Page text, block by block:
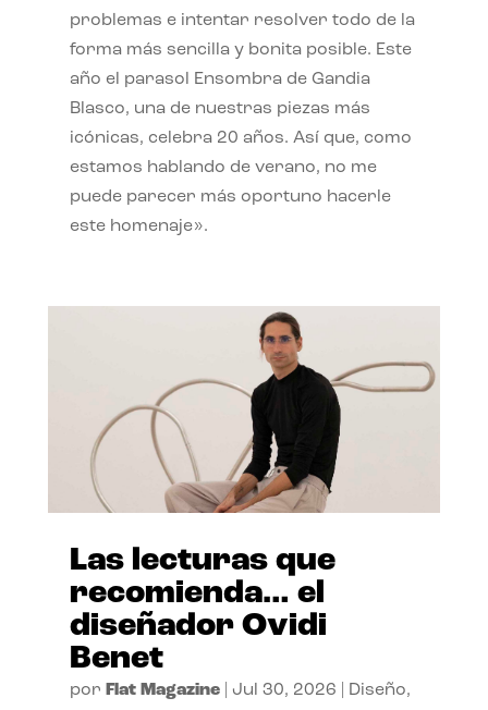
problemas e intentar resolver todo de la
forma más sencilla y bonita posible. Este
año el parasol Ensombra de Gandia
Blasco, una de nuestras piezas más
icónicas, celebra 20 años. Así que, como
estamos hablando de verano, no me
puede parecer más oportuno hacerle
este homenaje».
Las lecturas que
recomienda… el
diseñador Ovidi
Benet
por Flat Magazine| Jul 30, 2026 Diseño,